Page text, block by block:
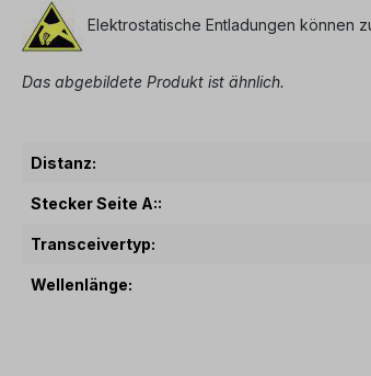
Elektrostatische Entladungen können
Das abgebildete Produkt ist ähnlich.
Distanz:
Stecker Seite A::
Transceivertyp:
Wellenlänge: